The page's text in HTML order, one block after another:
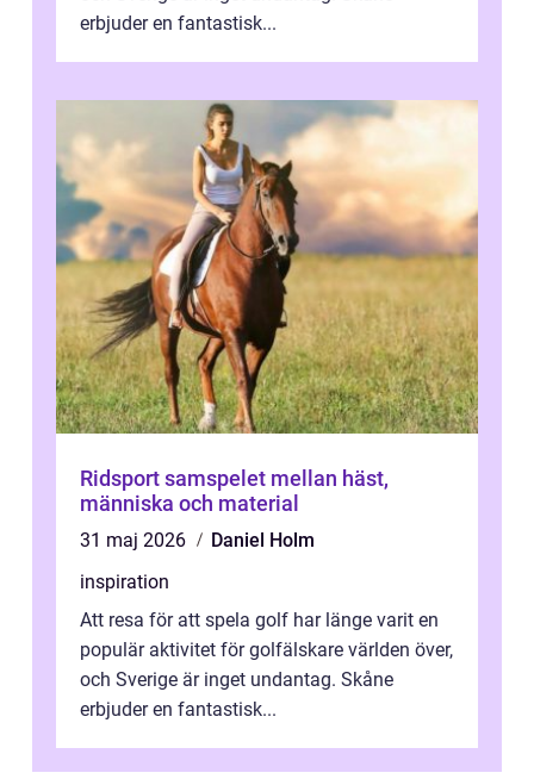
erbjuder en fantastisk...
Ridsport samspelet mellan häst,
människa och material
31 maj 2026
Daniel Holm
inspiration
Att resa för att spela golf har länge varit en
populär aktivitet för golfälskare världen över,
och Sverige är inget undantag. Skåne
erbjuder en fantastisk...